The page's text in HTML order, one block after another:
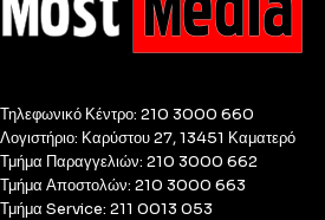
Τηλεφωνικό Κέντρο: 210 3000 660
Λογιστήριο: Καρύστου 27, 13451 Καματερό
Τμήμα Παραγγελιών: 210 3000 662
Τμήμα Αποστολών: 210 3000 663
Τμήμα Service: 211 0013 053